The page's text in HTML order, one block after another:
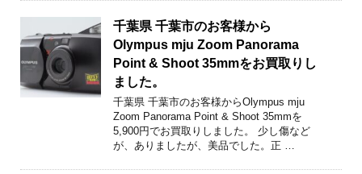
千葉県 千葉市のお客様から
Olympus mju Zoom Panorama
Point & Shoot 35mmをお買取りし
ました。
千葉県 千葉市のお客様からOlympus mju
Zoom Panorama Point & Shoot 35mmを
5,900円でお買取りしました。 少し傷など
が、ありましたが、美品でした。正 …